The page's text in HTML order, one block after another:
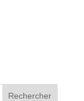
Rechercher